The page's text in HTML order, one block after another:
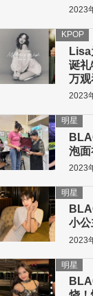
2023
诞
万观
KPOP
2023
泡面
明星
2023
小
明星
2023
明星